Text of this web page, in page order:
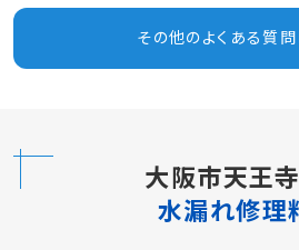
その他のよくある質
大阪市天王
水漏れ修理